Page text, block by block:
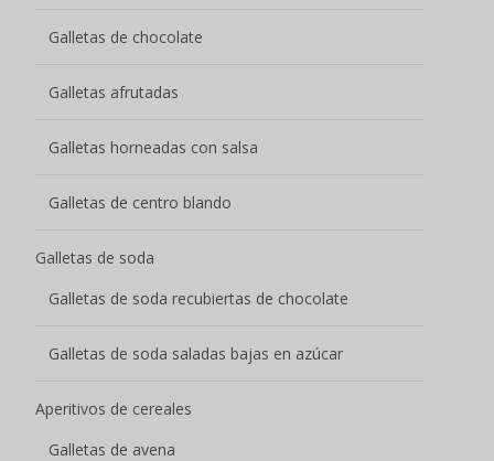
Galletas de chocolate
Galletas afrutadas
Galletas horneadas con salsa
Galletas de centro blando
Galletas de soda
Galletas de soda recubiertas de chocolate
Galletas de soda saladas bajas en azúcar
Aperitivos de cereales
Galletas de avena